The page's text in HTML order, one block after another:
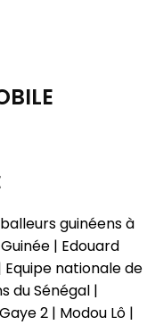
guinéens à
| Edouard
Equipe nationale de
du Sénégal |
2 | Modou Lô |